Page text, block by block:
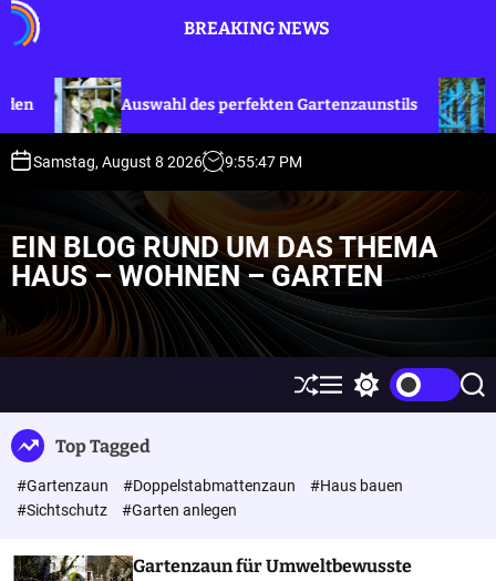
o
BREAKING NEWS
Auswahl des perfekten Gartenzaunstils
Samstag, August 8 2026 9:55:48 PM
EIN BLOG RUND UM DAS THEMA
HAUS – WOHNEN – GARTEN
S
h
e
M
e w
h
o
S
e
Top Tagged
#Gartenzaun #Doppelstabmattenzaun
#Haus bauen
#Sichtschutz
#Garten anlegen
Gartenzaun für Umweltbewusste